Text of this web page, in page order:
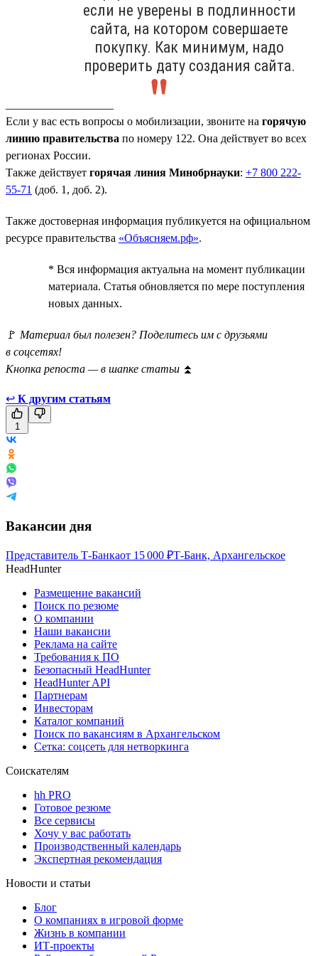
если не уверены в подлинности
сайта, на котором совершаете
покупку. Как минимум, надо
проверить дату создания сайта.
Если у вас есть вопросы о мобилизации, звоните на горячую
линию правительства по номеру 122. Она действует во всех
регионах России.
Также действует горячая линия Минобрнауки: +7 800 222-
55-71 (доб. 1, доб. 2).
Также достоверная информация публикуется на официальном
ресурсе правительства «Объясняем.рф».
* Вся информация актуальна на момент публикации
материала. Статья обновляется по мере поступления
новых данных.
🚩 Материал был полезен? Поделитесь им с друзьями
в соцсетях!
Кнопка репоста — в шапке статьи ⏫
↩ К другим статьям
1
Вакансии дня
Представитель Т-Банкаот 15 000 ₽Т-Банк, Архангельское
HeadHunter
Размещение вакансий
Поиск по резюме
О компании
Наши вакансии
Реклама на сайте
Требования к ПО
Безопасный HeadHunter
HeadHunter API
Партнерам
Инвесторам
Каталог компаний
Поиск по вакансиям в Архангельском
Сетка: соцсеть для нетворкинга
Соискателям
hh PRO
Готовое резюме
Все сервисы
Хочу у вас работать
Производственный календарь
Экспертная рекомендация
Новости и статьи
Блог
О компаниях в игровой форме
Жизнь в компании
ИТ-проекты